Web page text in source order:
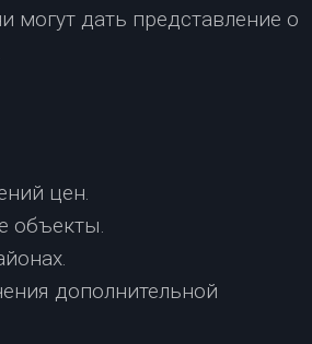
могут дать представление о
цен.
объекты.
дополнительной